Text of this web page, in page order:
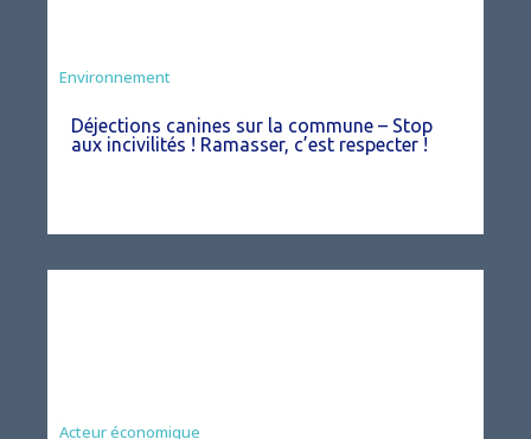
Environnement
Déjections canines sur la commune – Stop
aux incivilités ! Ramasser, c’est respecter !
Acteur économique